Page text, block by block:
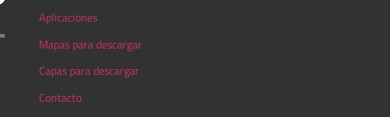
Aplicaciones
Mapas para descargar
Capas para descargar
Contacto